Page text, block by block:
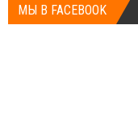
МЫ В FACEBOOK